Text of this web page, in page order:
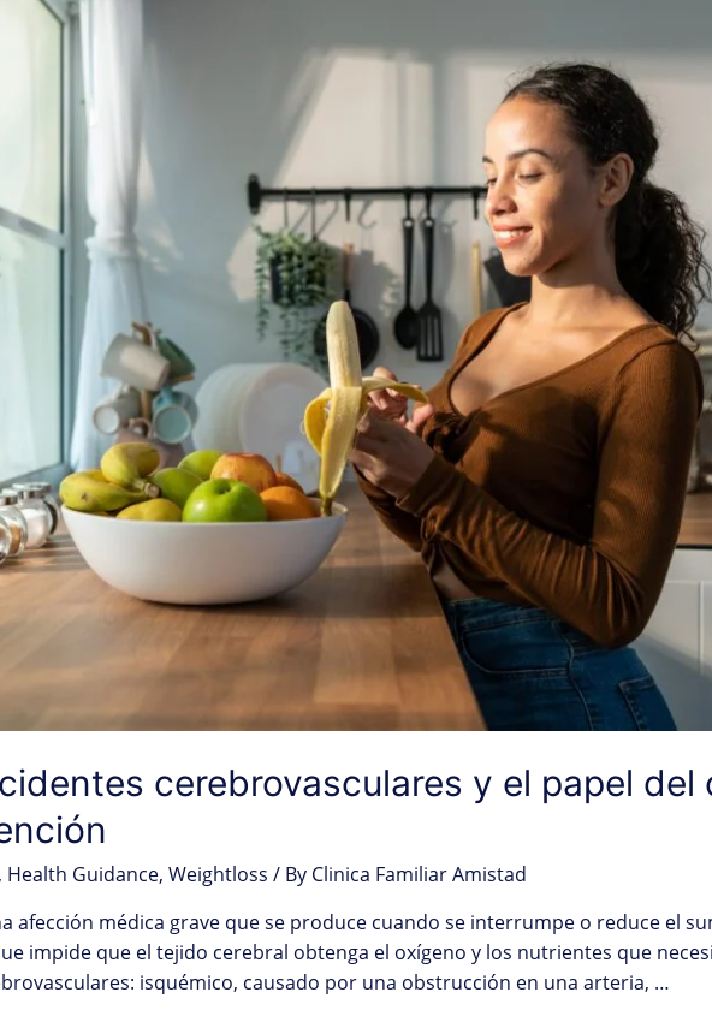
cerebrovasculares y el papel del
, Health Guidance, Weightloss / By Clinica Familiar Amistad
afección médica grave que se produce cuando se interrumpe o reduce el
impide que el tejido cerebral obtenga el oxígeno y los nutrientes que
isquémico, causado por una obstrucción en una arteria, …